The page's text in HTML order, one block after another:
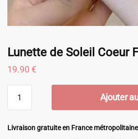
Lunette de Soleil Coeur
19.90 €
de
Ajouter
Livraison gratuite en France métropolitaine